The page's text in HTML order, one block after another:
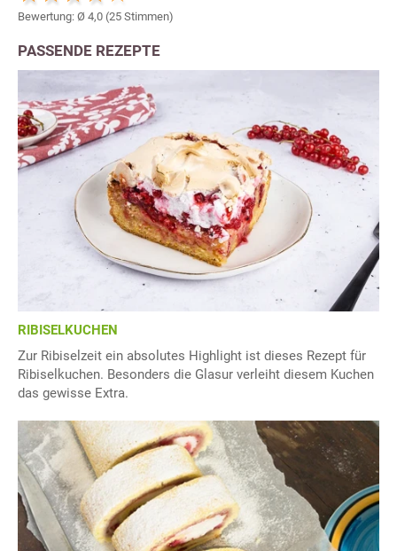
Bewertung: Ø 4,0 (25 Stimmen)
PASSENDE REZEPTE
RIBISELKUCHEN
Zur Ribiselzeit ein absolutes Highlight ist dieses Rezept für
Ribiselkuchen. Besonders die Glasur verleiht diesem Kuchen
das gewisse Extra.